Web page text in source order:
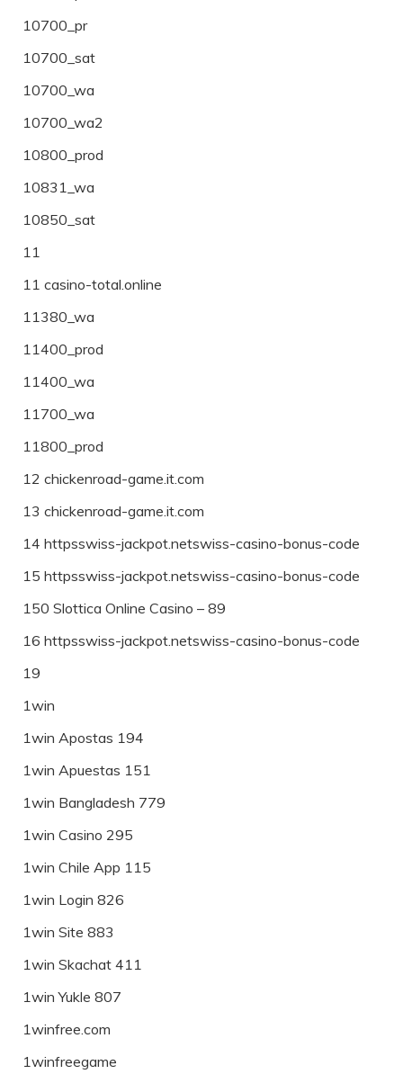
10700_pr
10700_sat
10700_wa
10700_wa2
10800_prod
10831_wa
10850_sat
11
11 casino-total.online
11380_wa
11400_prod
11400_wa
11700_wa
11800_prod
12 chickenroad-game.it.com
13 chickenroad-game.it.com
14 httpsswiss-jackpot.netswiss-casino-bonus-code
15 httpsswiss-jackpot.netswiss-casino-bonus-code
150 Slottica Online Casino – 89
16 httpsswiss-jackpot.netswiss-casino-bonus-code
19
1win
1win Apostas 194
1win Apuestas 151
1win Bangladesh 779
1win Casino 295
1win Chile App 115
1win Login 826
1win Site 883
1win Skachat 411
1win Yukle 807
1winfree.com
1winfreegame